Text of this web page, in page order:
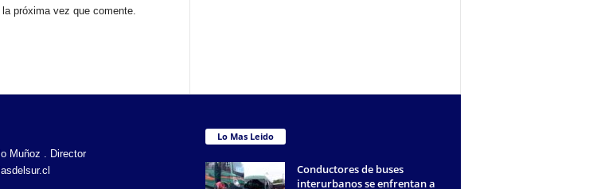
próxima vez que comente.
Muñoz . Director
Lo Mas Leido
Conductores de buses
interurbanos se enfrentan a